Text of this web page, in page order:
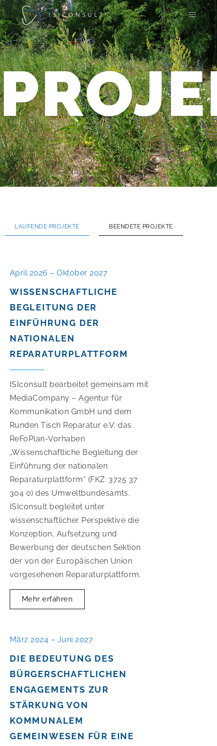
LAUFENDE PROJEKTE BEENDETE PROJEKTE
April 2026 – Oktober 2027
WISSENSCHAFTLICHE
BEGLEITUNG DER
EINFÜHRUNG DER
NATIONALEN
REPARATURPLATTFORM
ISIconsult bearbeitet gemeinsam mit
MediaCompany – Agentur für
Kommunikation GmbH und dem
Runden Tisch Reparatur e.V. das
ReFoPlan-Vorhaben
„Wissenschaftliche Begleitung der
Einführung der nationalen
Reparaturplattform“ (FKZ: 3725 37
304 0) des Umweltbundesamts.
ISIconsult begleitet unter
wissenschaftlicher Perspektive die
Konzeption, Aufsetzung und
Bewerbung der deutschen Sektion
der von der Europäischen Union
vorgesehenen Reparaturplattform.
Mehr erfahren
März 2024 – Juni 2027
DIE BEDEUTUNG DES
BÜRGERSCHAFTLICHEN
ENGAGEMENTS ZUR
STÄRKUNG VON
KOMMUNALEM
GEMEINWESEN FÜR EINE